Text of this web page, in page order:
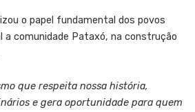
o papel fundamental dos povos
a comunidade Pataxó, na construção
que respeita nossa história,
e gera oportunidade para quem